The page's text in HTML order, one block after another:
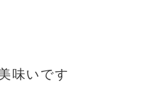
味いです